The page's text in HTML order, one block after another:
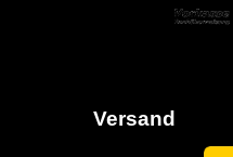
Versand